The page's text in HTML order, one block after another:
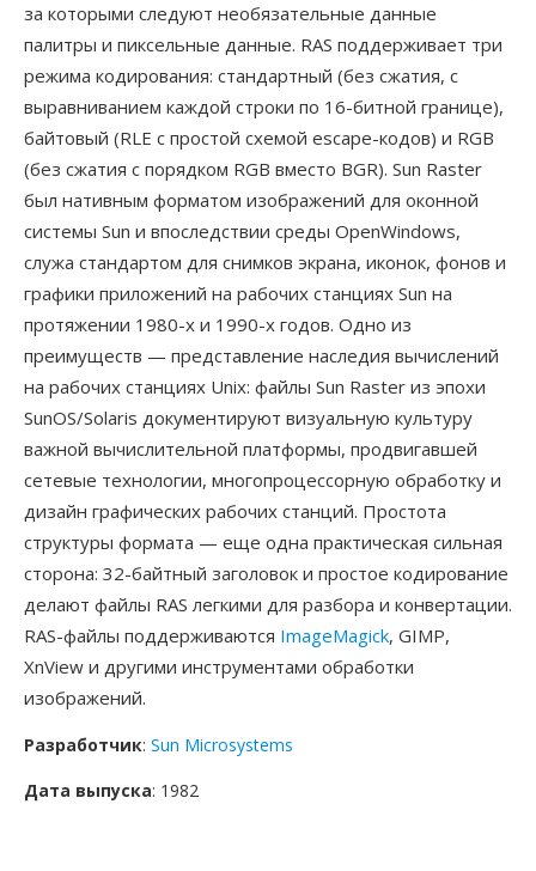
за которыми следуют необязательные данные
палитры и пиксельные данные. RAS поддерживает три
режима кодирования: стандартный (без сжатия, с
выравниванием каждой строки по 16-битной границе),
байтовый (RLE с простой схемой escape-кодов) и RGB
(без сжатия с порядком RGB вместо BGR). Sun Raster
был нативным форматом изображений для оконной
системы Sun и впоследствии среды OpenWindows,
служа стандартом для снимков экрана, иконок, фонов и
графики приложений на рабочих станциях Sun на
протяжении 1980-х и 1990-х годов. Одно из
преимуществ — представление наследия вычислений
на рабочих станциях Unix: файлы Sun Raster из эпохи
SunOS/Solaris документируют визуальную культуру
важной вычислительной платформы, продвигавшей
сетевые технологии, многопроцессорную обработку и
дизайн графических рабочих станций. Простота
структуры формата — еще одна практическая сильная
сторона: 32-байтный заголовок и простое кодирование
делают файлы RAS легкими для разбора и конвертации.
RAS-файлы поддерживаются ImageMagick, GIMP,
XnView и другими инструментами обработки
изображений.
Разработчик: Sun Microsystems
Дата выпуска: 1982